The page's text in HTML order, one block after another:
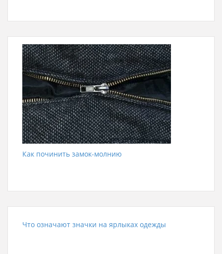
Как починить замок-молнию
Что означают значки на ярлыках одежды